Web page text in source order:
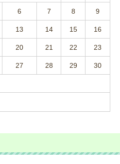
6 7 8 9
13 14 15 16
20 21 22 23
27 28 29 30